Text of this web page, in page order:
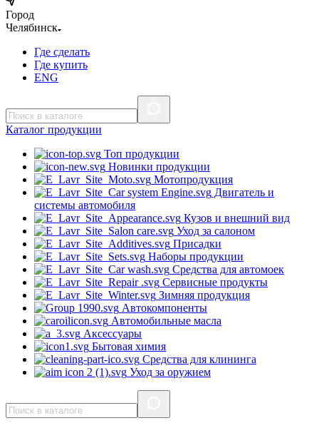
Город
Челябинск
Где сделать
Где купить
ENG
Каталог продукции
Топ продукции
Новинки продукции
Мотопродукция
Двигатель и
системы автомобиля
Кузов и внешний вид
Уход за салоном
Присадки
Наборы продукции
Средства для автомоек
Сервисные продукты
Зимняя продукция
Автокомпоненты
Автомобильные масла
Аксессуары
Бытовая химия
Средства для клининга
Уход за оружием